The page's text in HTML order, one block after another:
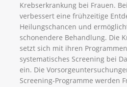
Krebserkrankung bei Frauen.
verbessert eine frühzeitige
Heilungschancen und
schonendere Behandlung. Die
setzt sich mit ihren
systematisches Screening bei
ein. Die
Screening-Programme werden